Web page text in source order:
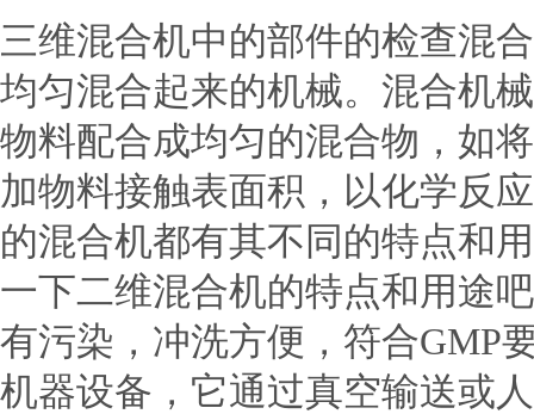
三维混合机中的部件的检查混
均匀混合起来的机械。混合机
物料配合成均匀的混合物，如
加物料接触表面积，以化学
的混合机都有其不同的特点和
一下二维混合机的特点和用
有污染，冲洗方便，符合
机器设备，它通过真空输送或